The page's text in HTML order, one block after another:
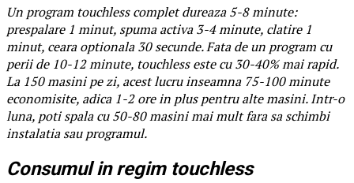
Un program touchless complet dureaza 5-8 minute:
prespalare 1 minut, spuma activa 3-4 minute, clatire 1
minut, ceara optionala 30 secunde. Fata de un program cu
perii de 10-12 minute, touchless este cu 30-40% mai rapid.
La 150 masini pe zi, acest lucru inseamna 75-100 minute
economisite, adica 1-2 ore in plus pentru alte masini. Intr-o
luna, poti spala cu 50-80 masini mai mult fara sa schimbi
instalatia sau programul.
Consumul in regim touchless